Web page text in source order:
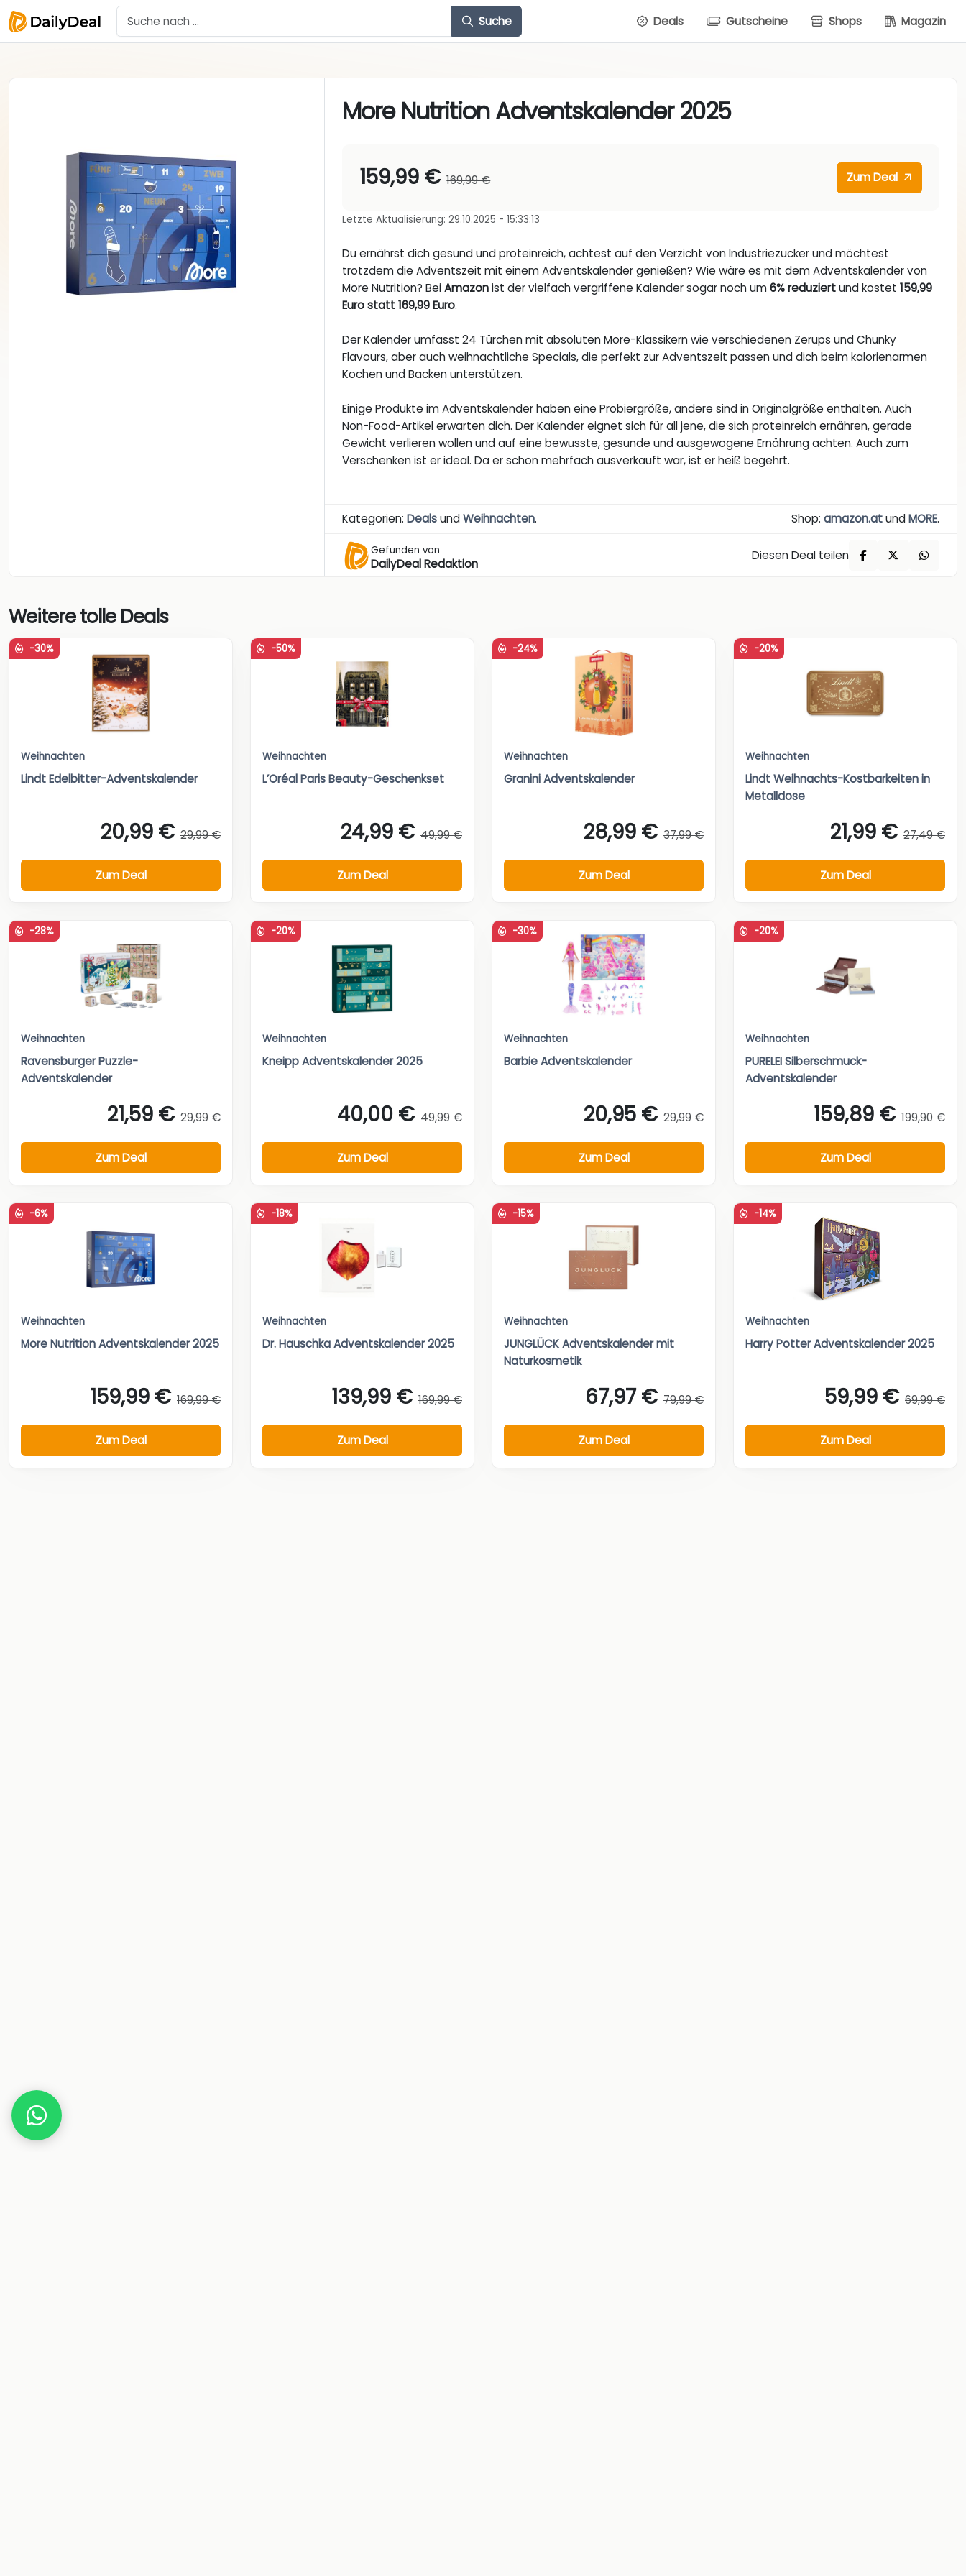
Suche Deals Gutscheine Shops Magazin
More Nutrition Adventskalender 2025
159,99 € 169,99 € Zum Deal
Letzte Aktualisierung: 29.10.2025 - 15:33:13
Du ernährst dich gesund und proteinreich, achtest auf den Verzicht von Industriezucker und möchtest
trotzdem die Adventszeit mit einem Adventskalender genießen? Wie wäre es mit dem Adventskalender von
More Nutrition? BeiAmazonist der vielfach vergriffene Kalender sogar noch um6% reduziertund kostet159,99
Euro statt 169,99 Euro.
Der Kalender umfasst 24 Türchen mit absoluten More-Klassikern wie verschiedenen Zerups und Chunky
Flavours, aber auch weihnachtliche Specials, die perfekt zur Adventszeit passen und dich beim kalorienarmen
Kochen und Backen unterstützen.
Einige Produkte im Adventskalender haben eine Probiergröße, andere sind in Originalgröße enthalten. Auch
Non-Food-Artikel erwarten dich. Der Kalender eignet sich für all jene, die sich proteinreich ernähren, gerade
Gewicht verlieren wollen und auf eine bewusste, gesunde und ausgewogene Ernährung achten. Auch zum
Verschenken ist er ideal. Da er schon mehrfach ausverkauft war, ist er heiß begehrt.
Kategorien:DealsundWeihnachten. Shop: amazon.atundMORE.
Gefunden von
DailyDeal Redaktion
Diesen Deal teilen
Weitere tolle Deals
-30%
Weihnachten
Lindt Edelbitter-Adventskalender
20,99 € 29,99 €
Zum Deal
-50%
Weihnachten
L’Oréal Paris Beauty-Geschenkset
24,99 € 49,99 €
Zum Deal
-24%
Weihnachten
Granini Adventskalender
28,99 € 37,99 €
Zum Deal
-20%
Weihnachten
Lindt Weihnachts-Kostbarkeiten in
Metalldose
21,99 € 27,49 €
Zum Deal
-28%
Weihnachten
Ravensburger Puzzle-
Adventskalender
21,59 € 29,99 €
Zum Deal
-20%
Weihnachten
Kneipp Adventskalender 2025
40,00 € 49,99 €
Zum Deal
-30%
Weihnachten
Barbie Adventskalender
20,95 € 29,99 €
Zum Deal
-20%
Weihnachten
PURELEI Silberschmuck-
Adventskalender
159,89 € 199,90 €
Zum Deal
-6%
Weihnachten
More Nutrition Adventskalender 2025
159,99 € 169,99 €
Zum Deal
-18%
Weihnachten
Dr. Hauschka Adventskalender 2025
139,99 € 169,99 €
Zum Deal
-15%
Weihnachten
JUNGLÜCK Adventskalender mit
Naturkosmetik
67,97 € 79,99 €
Zum Deal
-14%
Weihnachten
Harry Potter Adventskalender 2025
59,99 € 69,99 €
Zum Deal